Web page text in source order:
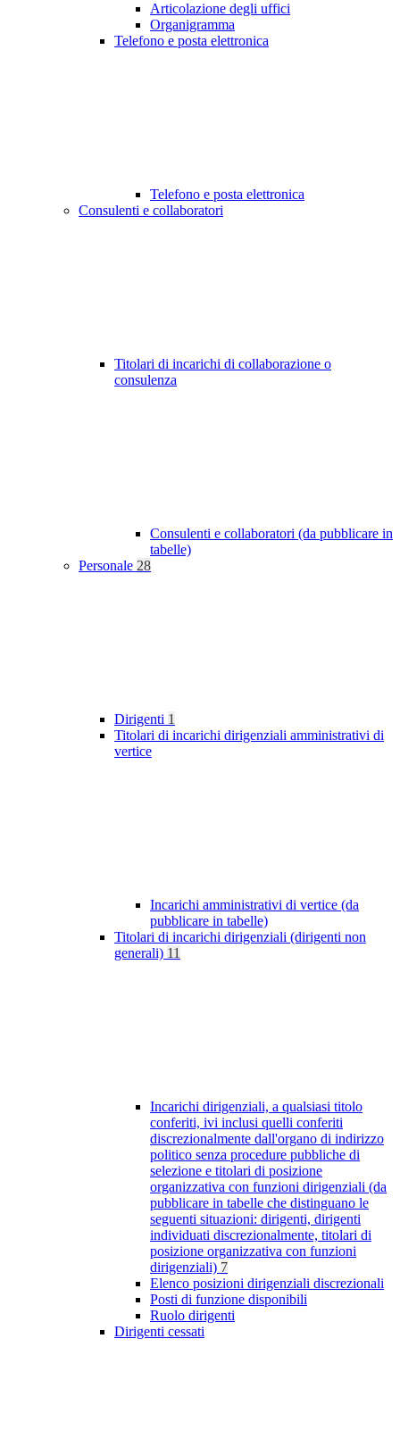
Articolazione degli uffici
Organigramma
Telefono e posta elettronica
Telefono e posta elettronica
Consulenti e collaboratori
Titolari di incarichi di collaborazione o
consulenza
Consulenti e collaboratori (da pubblicare in
tabelle)
Personale 28
Dirigenti 1
Titolari di incarichi dirigenziali amministrativi di
vertice
Incarichi amministrativi di vertice (da
pubblicare in tabelle)
Titolari di incarichi dirigenziali (dirigenti non
generali) 11
Incarichi dirigenziali, a qualsiasi titolo
conferiti, ivi inclusi quelli conferiti
discrezionalmente dall'organo di indirizzo
politico senza procedure pubbliche di
selezione e titolari di posizione
organizzativa con funzioni dirigenziali (da
pubblicare in tabelle che distinguano le
seguenti situazioni: dirigenti, dirigenti
individuati discrezionalmente, titolari di
posizione organizzativa con funzioni
dirigenziali) 7
Elenco posizioni dirigenziali discrezionali
Posti di funzione disponibili
Ruolo dirigenti
Dirigenti cessati